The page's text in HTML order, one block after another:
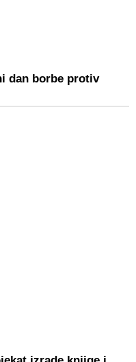
dan borbe protiv